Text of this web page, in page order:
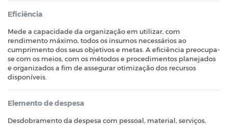
Eficiência
Mede a capacidade da organização em utilizar, com
rendimento máximo, todos os insumos necessários ao
cumprimento dos seus objetivos e metas. A eficiência preocupa-
se com os meios, com os métodos e procedimentos planejados
e organizados a fim de assegurar otimização dos recursos
disponíveis.
Elemento de despesa
Desdobramento da despesa com pessoal, material, serviços,